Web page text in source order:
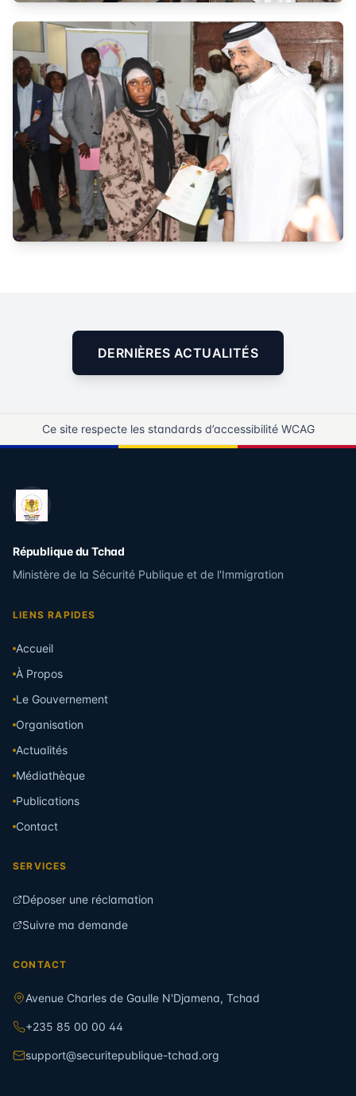
DERNIÈRES ACTUALITÉS
Ce site respecte les standards d’accessibilité WCAG
République du Tchad
Ministère de la Sécurité Publique et de l'Immigration
LIENS RAPIDES
Accueil
À Propos
Le Gouvernement
Organisation
Actualités
Médiathèque
Publications
Contact
SERVICES
Déposer une réclamation
Suivre ma demande
CONTACT
Avenue Charles de Gaulle N'Djamena, Tchad
+235 85 00 00 44
support@securitepublique-tchad.org